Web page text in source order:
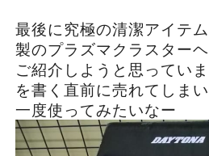
最後に究極の清潔アイテ
製のプラズマクラスター
ご紹介しようと思ってい
を書く直前に売れてしま
一度使ってみたいなー